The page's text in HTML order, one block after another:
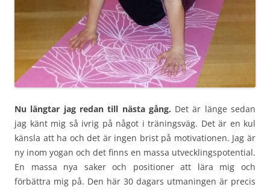
Nu längtar jag redan till nästa gång. Det är länge sedan
jag känt mig så ivrig på något i träningsväg. Det är en kul
känsla att ha och det är ingen brist på motivationen. Jag är
ny inom yogan och det finns en massa utvecklingspotential.
En massa nya saker och positioner att lära mig och
förbättra mig på. Den här 30 dagars utmaningen är precis